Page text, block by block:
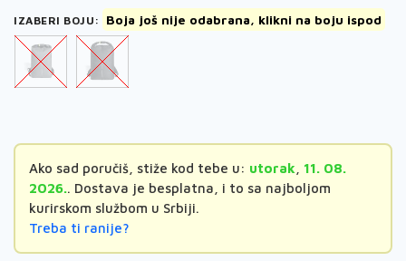
IZABERI BOJU : Boja još nije odabrana, klikni na boju ispod
Ako sad poručiš, stiže kod tebe u: utorak
11. 08.
2026.. Dostava je besplatna, i to sa najboljom
kurirskom službom u Srbiji.
Treba ti ranije?